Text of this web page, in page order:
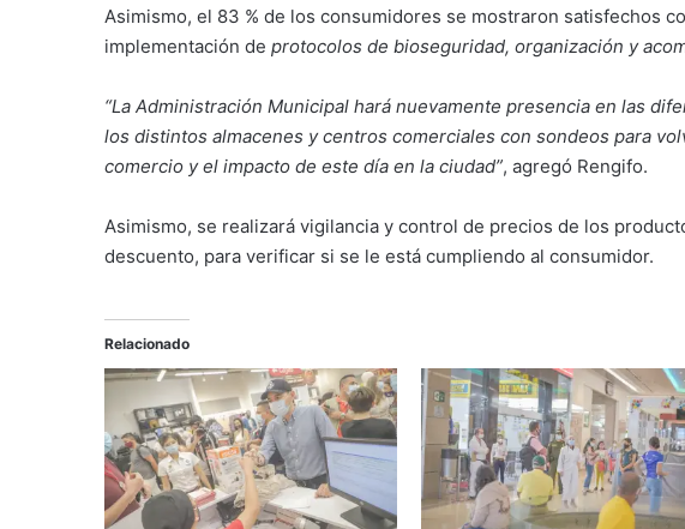
Asimismo, el 83 % de los consumidores se mostraron satisfechos
implementación de protocolos de bioseguridad, organización y
“La Administración Municipal hará nuevamente presencia en las
los distintos almacenes y centros comerciales con sondeos para
comercio y el impacto de este día en la ciudad”, agregó Rengifo.
Asimismo, se realizará vigilancia y control de precios de los
descuento, para verificar si se le está cumpliendo al consumidor.
Relacionado